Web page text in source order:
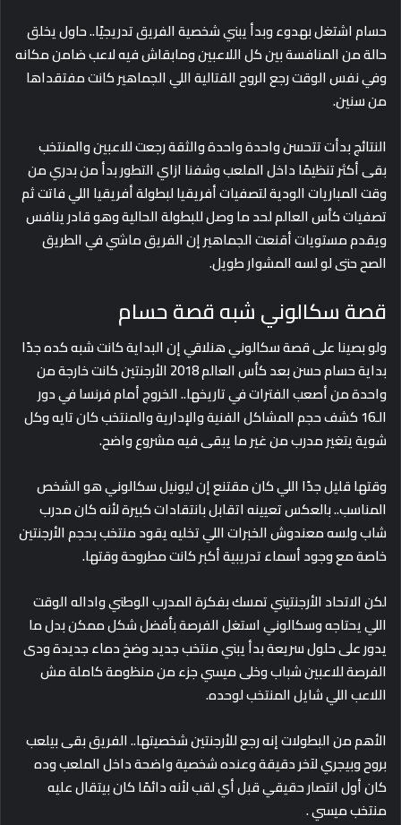
حسام اشتغل بهدوء وبدأ يبني شخصية الفريق تدريجيًا.. حاول يخلق
حالة من المنافسة بين كل اللاعبين ومابقاش فيه لاعب ضامن مكانه
وفي نفس الوقت رجع الروح القتالية اللي الجماهير كانت مفتقداها
من سنين.
النتائج بدأت تتحسن واحدة واحدة والثقة رجعت للاعبين والمنتخب
بقى أكثر تنظيمًا داخل الملعب وشفنا ازاي التطور بدأ من بدري من
وقت المباريات الودية لتصفيات أفريقيا لبطولة أفريقيا اللي فاتت ثم
تصفيات كأس العالم لحد ما وصل للبطولة الحالية وهو قادر ينافس
ويقدم مستويات أقنعت الجماهير إن الفريق ماشي في الطريق
الصح حتى لو لسه المشوار طويل.
قصة سكالوني شبه قصة حسام
ولو بصينا على قصة سكالوني هنلاقي إن البداية كانت شبه كده جدًا
بداية حسام حسن بعد كأس العالم 2018 الأرجنتين كانت خارجة من
واحدة من أصعب الفترات في تاريخها.. الخروج أمام فرنسا في دور
الـ16 كشف حجم المشاكل الفنية والإدارية والمنتخب كان تايه وكل
شوية يتغير مدرب من غير ما يبقى فيه مشروع واضح.
وقتها قليل جدًا اللي كان مقتنع إن ليونيل سكالوني هو الشخص
المناسب.. بالعكس تعيينه اتقابل بانتقادات كبيرة لأنه كان مدرب
شاب ولسه معندوش الخبرات اللي تخليه يقود منتخب بحجم الأرجنتين
خاصة مع وجود أسماء تدريبية أكبر كانت مطروحة وقتها.
لكن الاتحاد الأرجنتيني تمسك بفكرة المدرب الوطني واداله الوقت
اللي يحتاجه وسكالوني استغل الفرصة بأفضل شكل ممكن بدل ما
يدور على حلول سريعة بدأ يبني منتخب جديد وضخ دماء جديدة ودى
الفرصة للاعبين شباب وخلى ميسي جزء من منظومة كاملة مش
اللاعب اللي شايل المنتخب لوحده.
الأهم من البطولات إنه رجع للأرجنتين شخصيتها.. الفريق بقى بيلعب
بروح وبيجري لآخر دقيقة وعنده شخصية واضحة داخل الملعب وده
كان أول انتصار حقيقي قبل أي لقب لأنه دائمًا كان بيتقال عليه
منتخب ميسي .